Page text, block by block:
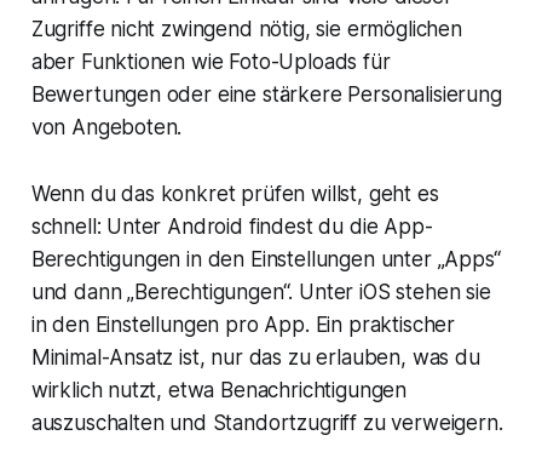
Zugriffe nicht zwingend nötig, sie ermöglichen
aber Funktionen wie Foto-Uploads für
Bewertungen oder eine stärkere Personalisierung
von Angeboten.
Wenn du das konkret prüfen willst, geht es
schnell: Unter Android findest du die App-
Berechtigungen in den Einstellungen unter „Apps“
und dann „Berechtigungen“. Unter iOS stehen sie
in den Einstellungen pro App. Ein praktischer
Minimal-Ansatz ist, nur das zu erlauben, was du
wirklich nutzt, etwa Benachrichtigungen
auszuschalten und Standortzugriff zu verweigern.